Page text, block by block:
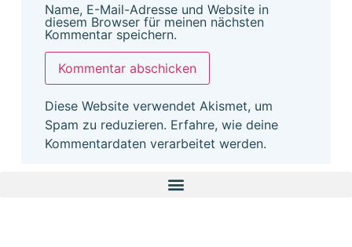
Name, E-Mail-Adresse und Website in
diesem Browser für meinen nächsten
Kommentar speichern.
Diese Website verwendet Akismet, um
Spam zu reduzieren. Erfahre, wie deine
Kommentardaten verarbeitet werden.